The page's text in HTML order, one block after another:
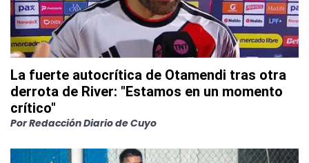
La fuerte autocrítica de Otamendi tras otra
derrota de River: "Estamos en un momento
crítico"
PorRedacción Diario de Cuyo